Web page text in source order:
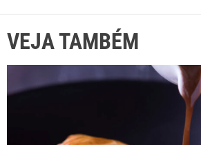
VEJA TAMBÉM